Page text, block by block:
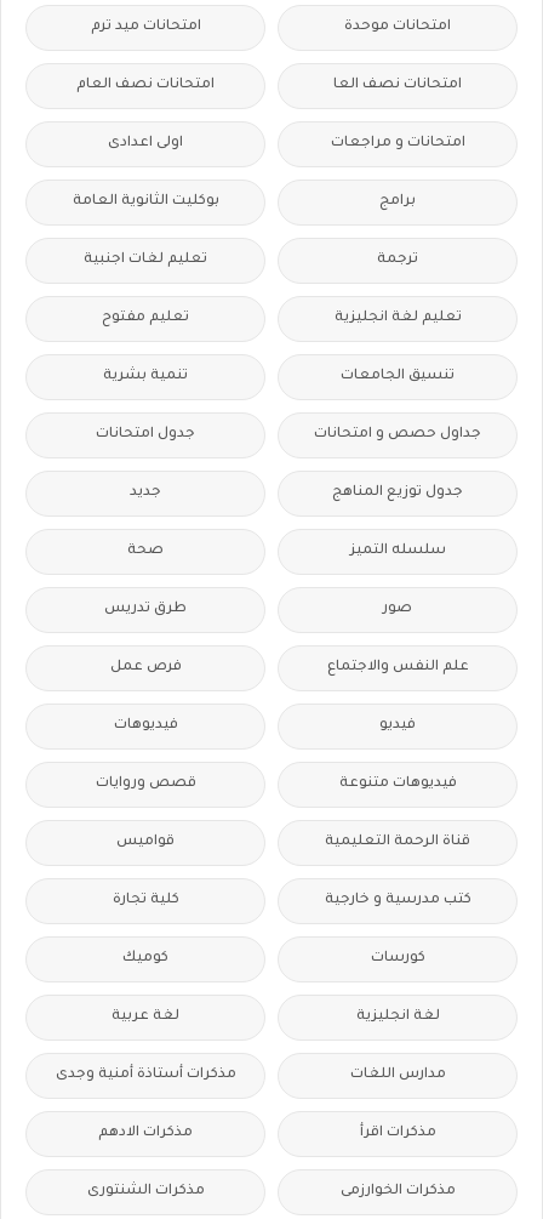
امتحانات موحدة امتحانات ميد ترم
امتحانات نصف العا امتحانات نصف العام
امتحانات و مراجعات اولى اعدادى
برامج بوكليت الثانوية العامة
ترجمة تعليم لغات اجنبية
تعليم لغة انجليزية تعليم مفتوح
تنسيق الجامعات تنمية بشرية
جداول حصص و امتحانات جدول امتحانات
جدول توزيع المناهج جديد
سلسله التميز صحة
صور طرق تدريس
علم النفس والاجتماع فرص عمل
فيديو فيديوهات
فيديوهات متنوعة قصص وروايات
قناة الرحمة التعليمية قواميس
كتب مدرسية و خارجية كلية تجارة
كورسات كوميك
لغة انجليزية لغة عربية
مدارس اللغات مذكرات أستاذة أمنية وجدى
مذكرات اقرأ مذكرات الادهم
مذكرات الخوارزمى مذكرات الشنتورى